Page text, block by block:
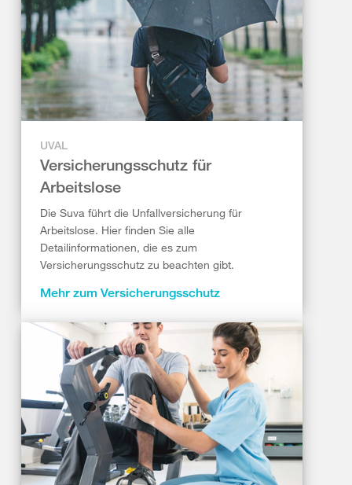
UVAL
Versicherungsschutz für
Arbeitslose
Die Suva führt die Unfallversicherung für
Arbeitslose. Hier finden Sie alle
Detailinformationen, die es zum
Versicherungsschutz zu beachten gibt.
Mehr zum Versicherungsschutz